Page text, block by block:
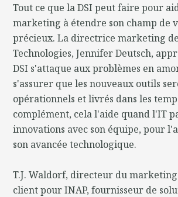
Tout ce que la DSI peut faire pour
marketing à étendre son champ de
précieux. La directrice marketing
Technologies, Jennifer Deutsch,
DSI s'attaque aux problèmes en
s'assurer que les nouveaux outils
opérationnels et livrés dans les
complément, cela l'aide quand l'IT
innovations avec son équipe, pour
son avancée technologique.
T.J. Waldorf, directeur du marketing
client pour INAP, fournisseur de